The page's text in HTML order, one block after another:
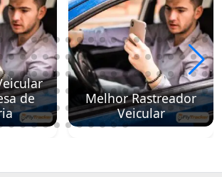
de
Melhor Rastreador
Veicular